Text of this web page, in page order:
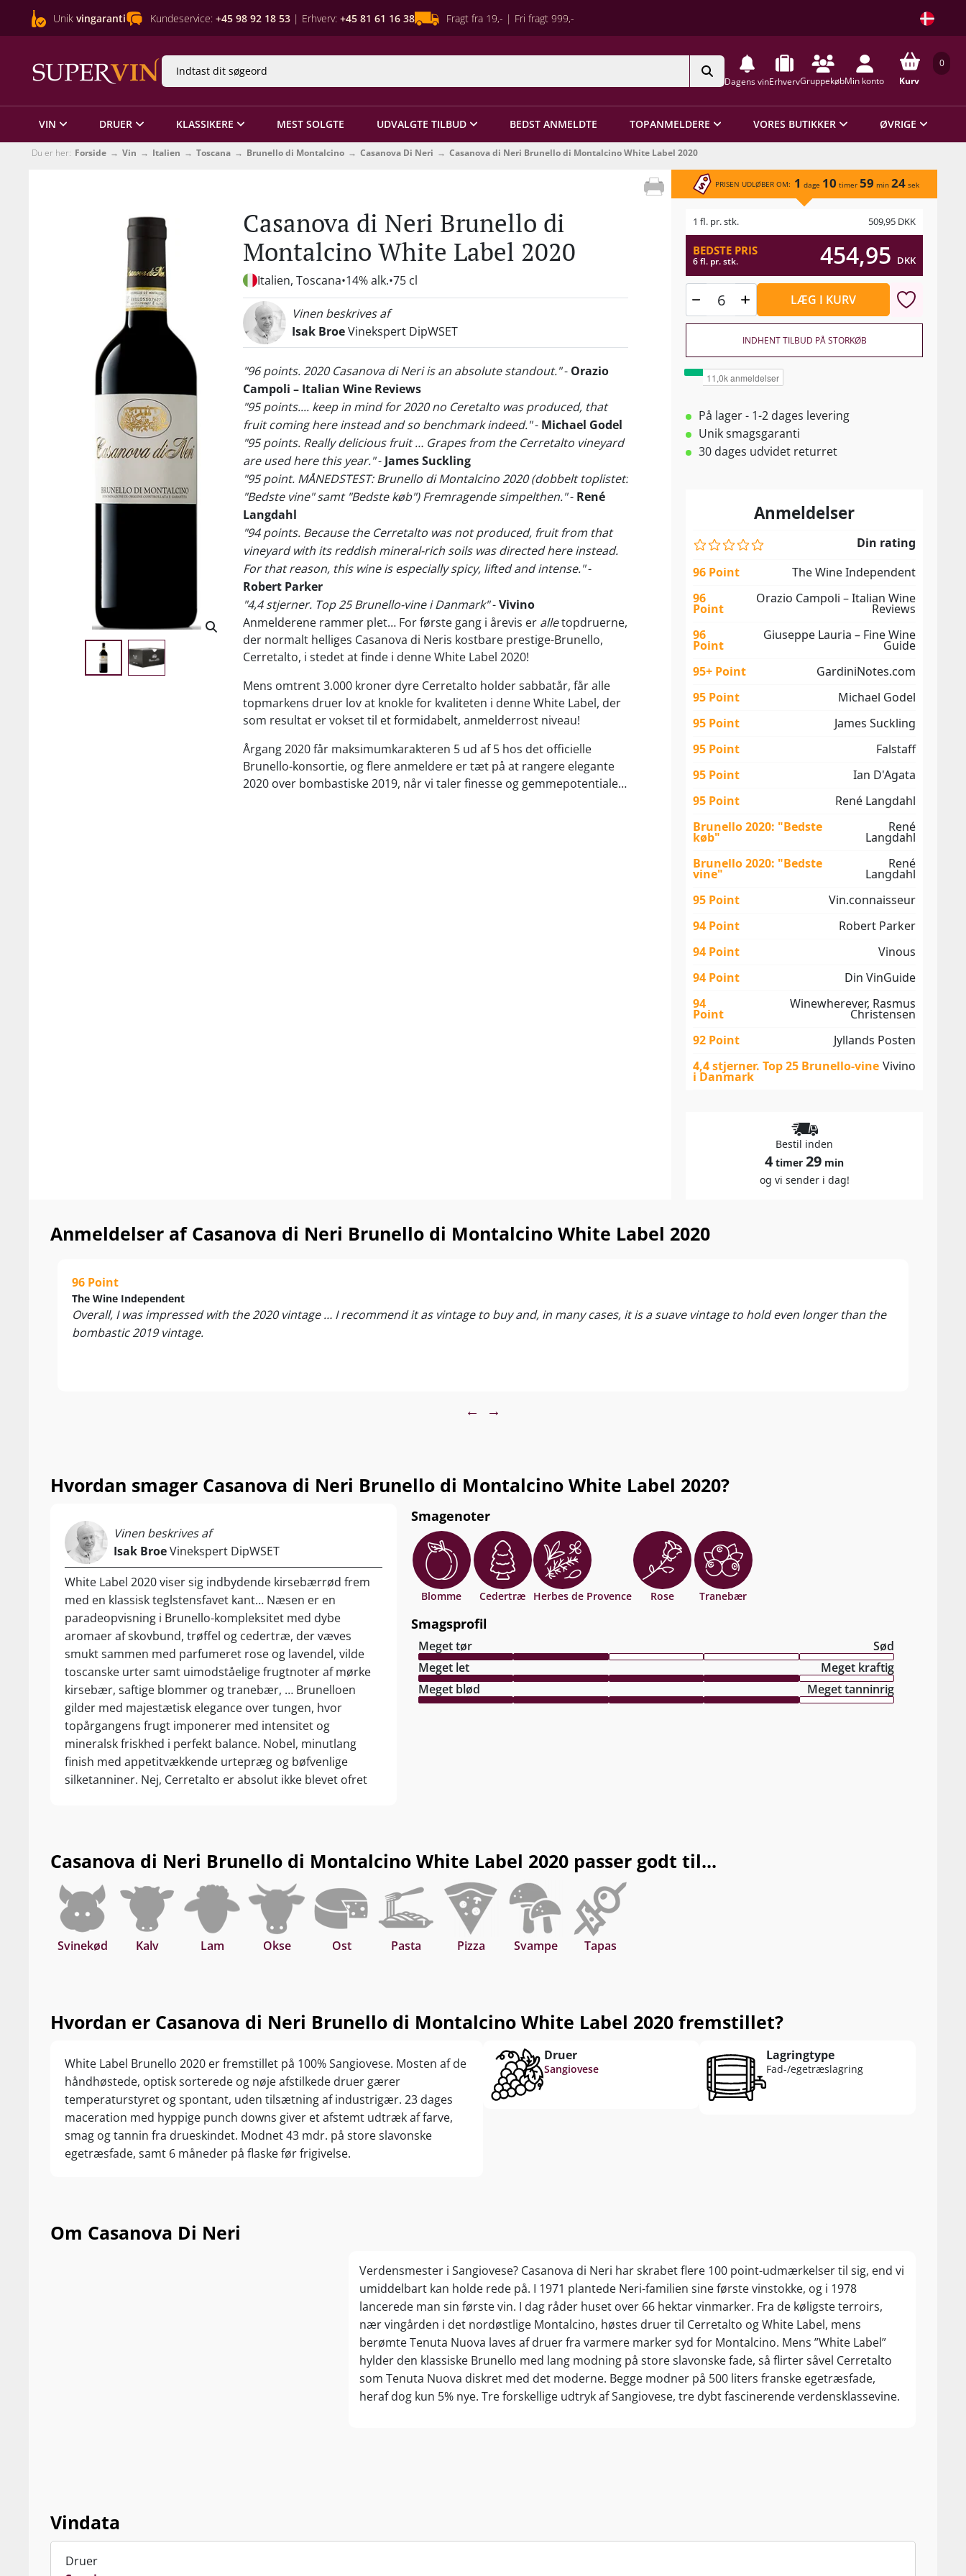
Unik vingaranti Kundeservice: +45 98 92 18 53 | Erhverv: +45 81 61 16 38 Fragt fra 19,- | Fri fragt 999,-
Dagens vinErhvervGruppekøbMin konto
0
Kurv
VIN DRUER KLASSIKERE MEST SOLGTE UDVALGTE TILBUD BEDST ANMELDTE TOPANMELDERE VORES BUTIKKER ØVRIGE
Du er her: Forside Vin Italien Toscana Brunello di Montalcino Casanova Di Neri Casanova di Neri Brunello di Montalcino White Label 2020
Casanova di Neri Brunello di
Montalcino White Label 2020
Italien, Toscana 14% alk. 75 cl
Vinen beskrives af
Isak BroeVinekspert DipWSET
"96 points. 2020 Casanova di Neri is an absolute standout."- Orazio
Campoli – Italian Wine Reviews
"95 points.... keep in mind for 2020 no Ceretalto was produced, that
fruit coming here instead and so benchmark indeed."- Michael Godel
"95 points. Really delicious fruit … Grapes from the Cerretalto vineyard
are used here this year."- James Suckling
"95 point. MÅNEDSTEST: Brunello di Montalcino 2020 (dobbelt toplistet:
"Bedste vine" samt "Bedste køb") Fremragende simpelthen."- René
Langdahl
"94 points. Because the Cerretalto was not produced, fruit from that
vineyard with its reddish mineral-rich soils was directed here instead.
For that reason, this wine is especially spicy, lifted and intense."-
Robert Parker
"4,4 stjerner. Top 25 Brunello-vine i Danmark"-Vivino
Anmelderene rammer plet… For første gang i årevis er alletopdruerne,
der normalt helliges Casanova di Neris kostbare prestige-Brunello,
Cerretalto, i stedet at finde i denne White Label 2020!
Mens omtrent 3.000 kroner dyre Cerretalto holder sabbatår, får alle
topmarkens druer lov at knokle for kvaliteten i denne White Label, der
som resultat er vokset til et formidabelt, anmelderrost niveau!
Årgang 2020 får maksimumkarakteren 5 ud af 5 hos det officielle
Brunello-konsortie, og flere anmeldere er tæt på at rangere elegante
2020 over bombastiske 2019, når vi taler finesse og gemmepotentiale…
PRISEN UDLØBER OM: 1 dage 10 timer 59 min 24 sek
1 fl. pr. stk. 509,95 DKK
BEDSTE PRIS
6 fl. pr. stk. 454,95 DKK
LÆG I KURV
INDHENT TILBUD PÅ STORKØB
På lager - 1-2 dages levering
Unik smagsgaranti
30 dages udvidet returret
Anmeldelser
Din rating
96 Point
The Wine Independent
96
Point
Orazio Campoli – Italian Wine
Reviews
96
Point
Giuseppe Lauria – Fine Wine
Guide
95+ Point
GardiniNotes.com
95 Point
Michael Godel
95 Point
James Suckling
95 Point
Falstaff
95 Point
Ian D'Agata
95 Point
René Langdahl
Brunello 2020: "Bedste
køb"
René
Langdahl
Brunello 2020: "Bedste
vine"
René
Langdahl
95 Point
Vin.connaisseur
94 Point
Robert Parker
94 Point
Vinous
94 Point
Din VinGuide
94
Point
Winewherever, Rasmus
Christensen
92 Point
Jyllands Posten
4,4 stjerner. Top 25 Brunello-vine
i Danmark
Vivino
Bestil inden
4 timer 29 min
og vi sender i dag!
Anmeldelser af Casanova di Neri Brunello di Montalcino White Label 2020
96 Point
The Wine Independent
Overall, I was impressed with the 2020 vintage … I recommend it as vintage to buy and, in many cases, it is a suave vintage to hold even longer than the
bombastic 2019 vintage.
← →
Hvordan smager Casanova di Neri Brunello di Montalcino White Label 2020?
Vinen beskrives af
Isak BroeVinekspert DipWSET
White Label 2020 viser sig indbydende kirsebærrød frem
med en klassisk teglstensfavet kant… Næsen er en
paradeopvisning i Brunello-kompleksitet med dybe
aromaer af skovbund, trøffel og cedertræ, der væves
smukt sammen med parfumeret rose og lavendel, vilde
toscanske urter samt uimodståelige frugtnoter af mørke
kirsebær, saftige blommer og tranebær, … Brunelloen
gilder med majestætisk elegance over tungen, hvor
topårgangens frugt imponerer med intensitet og
mineralsk friskhed i perfekt balance. Nobel, minutlang
finish med appetitvækkende urtepræg og bøfvenlige
silketanniner. Nej, Cerretalto er absolut ikke blevet ofret
Smagenoter
Blomme Cedertræ Herbes de Provence Rose Tranebær
Smagsprofil
Meget tør
Sød
Meget let
Meget kraftig
Meget blød
Meget tanninrig
Casanova di Neri Brunello di Montalcino White Label 2020 passer godt til...
Svinekød Kalv Lam Okse Ost Pasta Pizza Svampe Tapas
Hvordan er Casanova di Neri Brunello di Montalcino White Label 2020 fremstillet?
White Label Brunello 2020 er fremstillet på 100% Sangiovese. Mosten af de
håndhøstede, optisk sorterede og nøje afstilkede druer gærer
temperaturstyret og spontant, uden tilsætning af industrigær. 23 dages
maceration med hyppige punch downs giver et afstemt udtræk af farve,
smag og tannin fra drueskindet. Modnet 43 mdr. på store slavonske
egetræsfade, samt 6 måneder på flaske før frigivelse.
Druer
Sangiovese
Lagringtype
Fad-/egetræslagring
Om Casanova Di Neri
Verdensmester i Sangiovese? Casanova di Neri har skrabet flere 100 point-udmærkelser til sig, end vi
umiddelbart kan holde rede på. I 1971 plantede Neri-familien sine første vinstokke, og i 1978
lancerede man sin første vin. I dag råder huset over 66 hektar vinmarker. Fra de køligste terroirs,
nær vingården i det nordøstlige Montalcino, høstes druer til Cerretalto og White Label, mens
berømte Tenuta Nuova laves af druer fra varmere marker syd for Montalcino. Mens ”White Label”
hylder den klassiske Brunello med lang modning på store slavonske fade, så flirter såvel Cerretalto
som Tenuta Nuova diskret med det moderne. Begge modner på 500 liters franske egetræsfade,
heraf dog kun 5% nye. Tre forskellige udtryk af Sangiovese, tre dybt fascinerende verdensklassevine.
Vindata
Druer